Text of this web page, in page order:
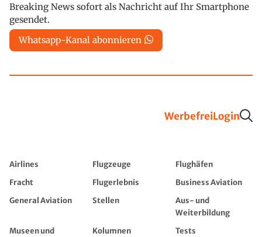
Breaking News sofort als Nachricht auf Ihr Smartphone
gesendet.
Whatsapp-Kanal abonnieren
WerbefreiLogin
Airlines Flugzeuge
Flughäfen
Fracht
Flugerlebnis
Business Aviation
General Aviation
Stellen
Aus- und
Weiterbildung
Museen und
Kolumnen Tests